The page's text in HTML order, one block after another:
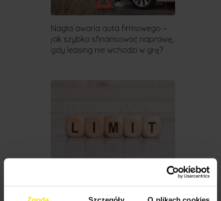
Zgoda Szczegóły O plikach cookies
Nagła awaria auta firmowego –
jak szybko sfinansować naprawę,
gdy leasing nie wchodzi w grę?
czy pożyczka na raty? Co jest